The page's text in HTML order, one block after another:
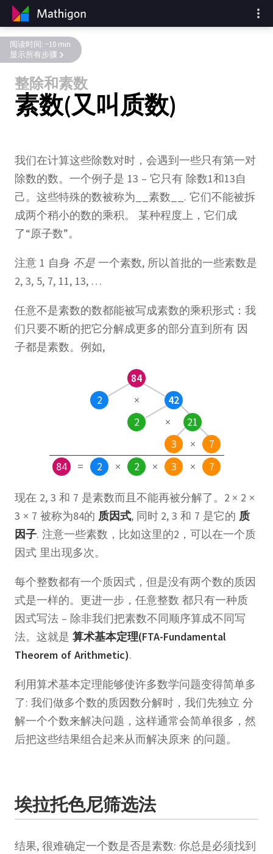
整除和素数
素数(又叫质数)
阅读时间: ~10 min
显示所有步骤
我们在计算这些除数对时，会遇到一些只有第一对
除数的数。一个例子是 13 – 它只有 除数1和13自
己。这些特殊的数被称为__素数__. 它们不能被拆
成两个稍小的数的乘积。 某种程度上，它们成
了“原子数”。
注意 1 自身 不是一个素数, 所以首批的一些素数是
2, 3, 5, 7, 11, 13, …
任意不是素数的数都能被写成素数的乘积形式：我
们只要不断的把它分解成更多的部分直到所有 因
子都是素数。例如,
84
2
×
42
2
×
21
3
×
7
84
= 2 × 2 × 3 × 7
现在 2, 3 和 7 是素数而且不能再被分解了。2 × 2 ×
3 × 7 被称为84的 质因式, 同时 2, 3 和 7 是它的 质
因子. 注意一些素数，比如这里的2，可以在一个质
因式 里出现多次。
每个整数都有一个质因式，但是没有两个数的质因
式是一样的。更进一步，任意整数 都只有一种质
因式写法 – 除非我们把素数不同顺序算成不同写
法。这就是 算术基本定理(FTA-Fundamental
Theorem of Arithmetic).
利用算术基本定理能够使许多数学问题变得简单多
了: 我们做多个数的质因数分解时，我们先独立 分
解一个个数来解决问题，这样通常会简单很多，然
后把这些结果组合起来从而解决原来 的问题。
埃拉托色尼筛选法
结果, 很难确定一个数是否是素数: 你总是必须找到